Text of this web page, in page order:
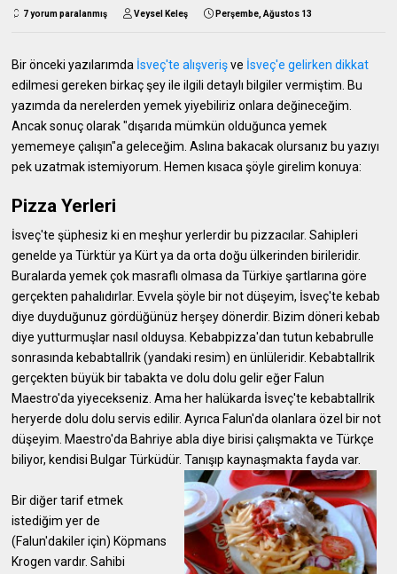
7 yorum paralanmış Veysel Keleş Perşembe, Ağustos 13
Bir önceki yazılarımda İsveç'te alışverişve İsveç'e gelirken dikkat
edilmesi gereken birkaç şey ile ilgili detaylı bilgiler vermiştim. Bu
yazımda da nerelerden yemek yiyebiliriz onlara değineceğim.
Ancak sonuç olarak "dışarıda mümkün olduğunca yemek
yememeye çalışın"a geleceğim. Aslına bakacak olursanız bu yazıyı
pek uzatmak istemiyorum. Hemen kısaca şöyle girelim konuya:
Pizza Yerleri
İsveç'te şüphesiz ki en meşhur yerlerdir bu pizzacılar. Sahipleri
genelde ya Türktür ya Kürt ya da orta doğu ülkerinden birileridir.
Buralarda yemek çok masraflı olmasa da Türkiye şartlarına göre
gerçekten pahalıdırlar. Evvela şöyle bir not düşeyim, İsveç'te kebab
diye duyduğunuz gördüğünüz herşey dönerdir. Bizim döneri kebab
diye yutturmuşlar nasıl olduysa. Kebabpizza'dan tutun kebabrulle
sonrasında kebabtallrik (yandaki resim) en ünlüleridir. Kebabtallrik
gerçekten büyük bir tabakta ve dolu dolu gelir eğer Falun
Maestro'da yiyecekseniz. Ama her halükarda İsveç'te kebabtallrik
heryerde dolu dolu servis edilir. Ayrıca Falun'da olanlara özel bir not
düşeyim. Maestro'da Bahriye abla diye birisi çalışmakta ve Türkçe
biliyor, kendisi Bulgar Türküdür. Tanışıp kaynaşmakta fayda var.
Bir diğer tarif etmek
istediğim yer de
(Falun'dakiler için) Köpmans
Krogen vardır. Sahibi